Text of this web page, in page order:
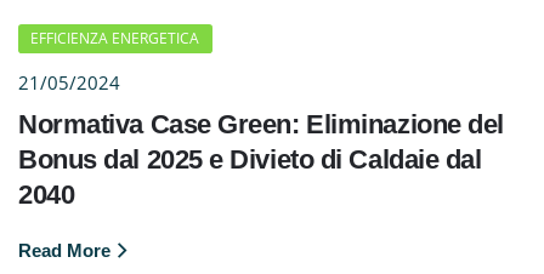
EFFICIENZA ENERGETICA
21/05/2024
Normativa Case Green: Eliminazione del
Bonus dal 2025 e Divieto di Caldaie dal
2040
Read More